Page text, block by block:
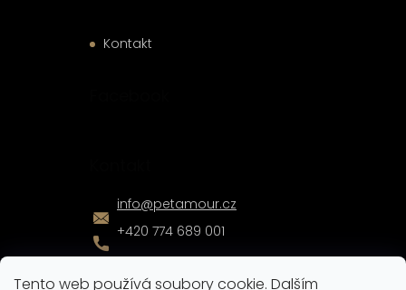
Tento web používá soubory cookie. Dalším
Kontakt
info@petamour.cz
+420 774 689 001